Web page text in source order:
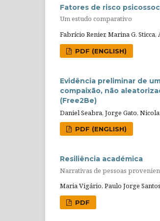
Fatores de risco
Um estudo comparativo
Fabrício Renier, Marina G.
PDF (ENGLISH)
Evidência preliminar de
compaixão, não
(Free2Be)
Daniel Seabra, Jorge Gato,
PDF (ENGLISH)
Resiliência académica
Narrativas de pessoas
Maria Vigário, Paulo Jorge
PDF